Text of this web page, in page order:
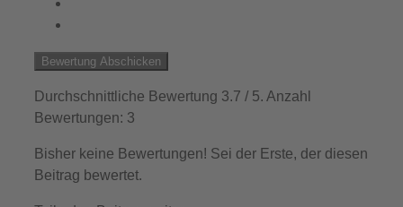
Bewertung Abschicken
Durchschnittliche Bewertung 3.7 / 5. Anzahl
Bewertungen: 3
Bisher keine Bewertungen! Sei der Erste, der diesen
Beitrag bewertet.